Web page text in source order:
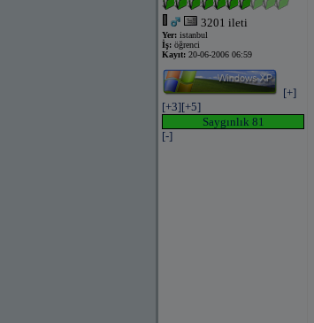
3201 ileti
Yer: istanbul
İş: öğrenci
Kayıt: 20-06-2006 06:59
[+]
[+3][+5]
Saygınlık 81
[-]